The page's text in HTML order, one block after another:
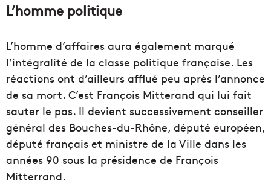
L’homme politique
L’homme d’affaires aura également marqué
l’intégralité de la classe politique française. Les
réactions ont d’ailleurs afflué peu après l’annonce
de sa mort. C’est François Mitterand qui lui fait
sauter le pas. Il devient successivement conseiller
général des Bouches-du-Rhône, député européen,
député français et ministre de la Ville dans les
années 90 sous la présidence de François
Mitterrand.